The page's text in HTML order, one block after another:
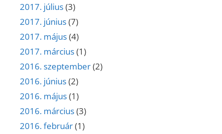
2017. július(3)
2017. június(7)
2017. május(4)
2017. március(1)
2016. szeptember(2)
2016. június(2)
2016. május(1)
2016. március(3)
2016. február(1)